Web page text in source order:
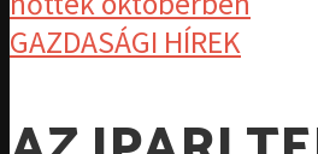
GAZDASÁGI HÍREK